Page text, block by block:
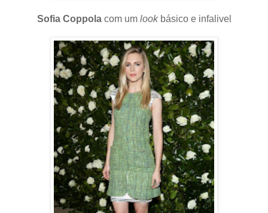
Sofia Coppolacom um look básico e infalivel